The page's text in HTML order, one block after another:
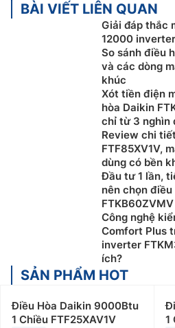
BÀI VIẾT LIÊN QUAN
Giải đáp thắc
12000
So sánh điều
và các dòng
khúc
Xót tiền điện
hòa Daikin
chỉ từ 3 nghìn
Review chi
FTF85XV1V,
dùng có bền
Đầu tư 1 lần,
nên chọn
FTKB60ZVMV
Công nghệ
Comfort Plus
inverter
ích?
SẢN PHẨM HOT
Điều Hòa Daikin 9000Btu
1 Chiều FTF25XAV1V
1